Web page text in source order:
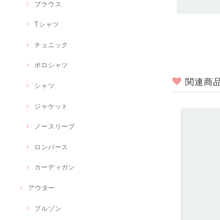
ブラウス
Tシャツ
チュニック
ポロシャツ
シャツ
ジャケット
ノースリーブ
ロンパース
カーディガン
アウター
ブルゾン
関連商